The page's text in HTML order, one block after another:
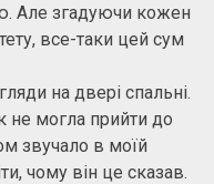
Але згадуючи кожен
все-таки цей сум
на двері спальні.
не могла прийти до
звучало в моїй
чому він це сказав.